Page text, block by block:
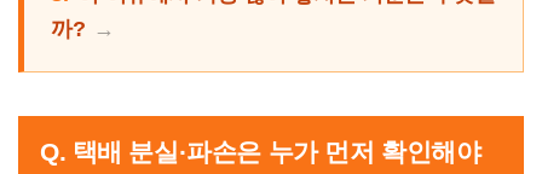
까?
Q. 택배 분실·파손은 누가 먼저 확인해야